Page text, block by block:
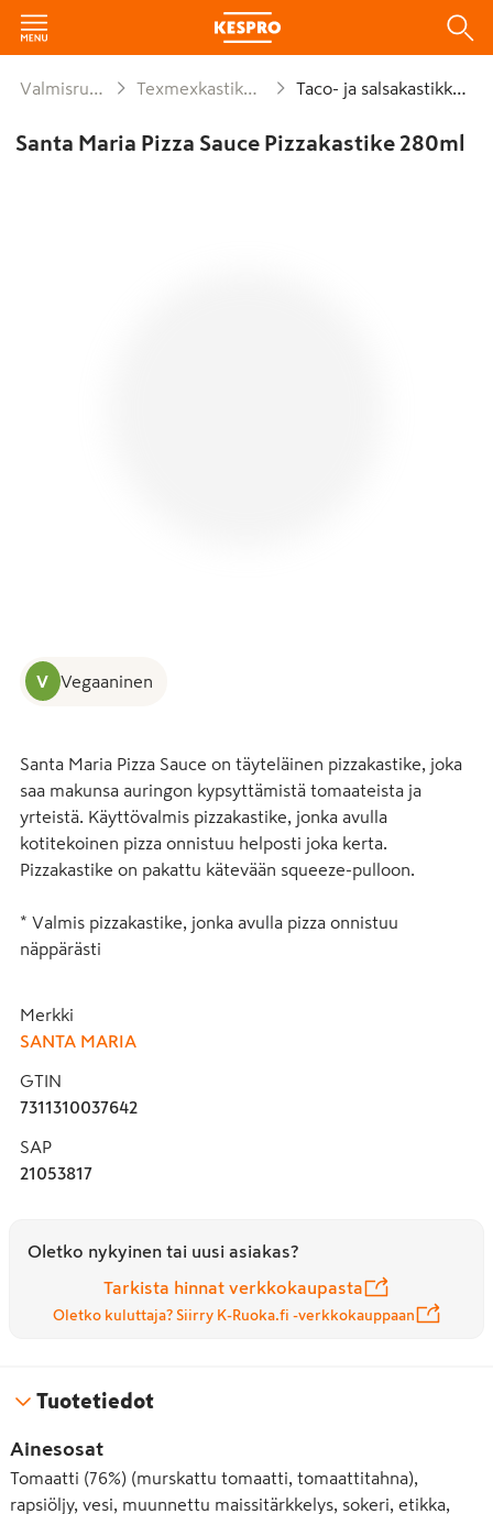
Valmisruoat Texmexkastikkeet Taco- ja salsakastikkeet
Santa Maria Pizza Sauce Pizzakastike 280ml
V Vegaaninen
Santa Maria Pizza Sauce on täyteläinen pizzakastike, joka
saa makunsa auringon kypsyttämistä tomaateista ja
yrteistä. Käyttövalmis pizzakastike, jonka avulla
kotitekoinen pizza onnistuu helposti joka kerta.
Pizzakastike on pakattu kätevään squeeze-pulloon.
* Valmis pizzakastike, jonka avulla pizza onnistuu
näppärästi
Merkki
SANTA MARIA
GTIN
7311310037642
SAP
21053817
Oletko nykyinen tai uusi asiakas?
Tarkista hinnat verkkokaupasta
Oletko kuluttaja? Siirry K-Ruoka.fi -verkkokauppaan
Tuotetiedot
Ainesosat
Tomaatti (76%) (murskattu tomaatti, tomaattitahna),
rapsiöljy, vesi, muunnettu maissitärkkelys, sokeri, etikka,